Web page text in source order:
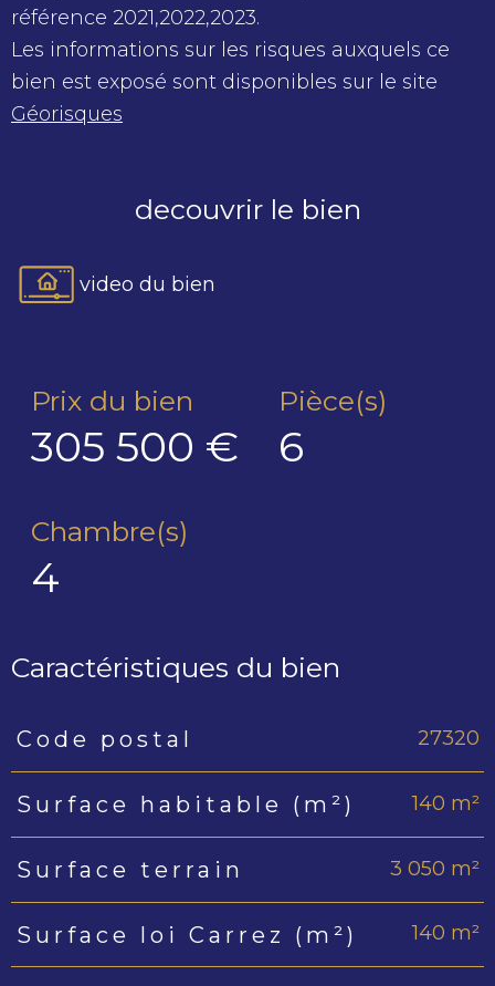
référence 2021,2022,2023.
Les informations sur les risques auxquels ce
bien est exposé sont disponibles sur le site
Géorisques
decouvrir le bien
video du bien
Prix du bien
305 500 €
Pièce(s)
6
Chambre(s)
4
Caractéristiques du bien
Caractéristiques
Code postal 27320
Surface habitable (m²) 140 m²
Surface terrain 3 050 m²
Surface loi Carrez (m²) 140 m²